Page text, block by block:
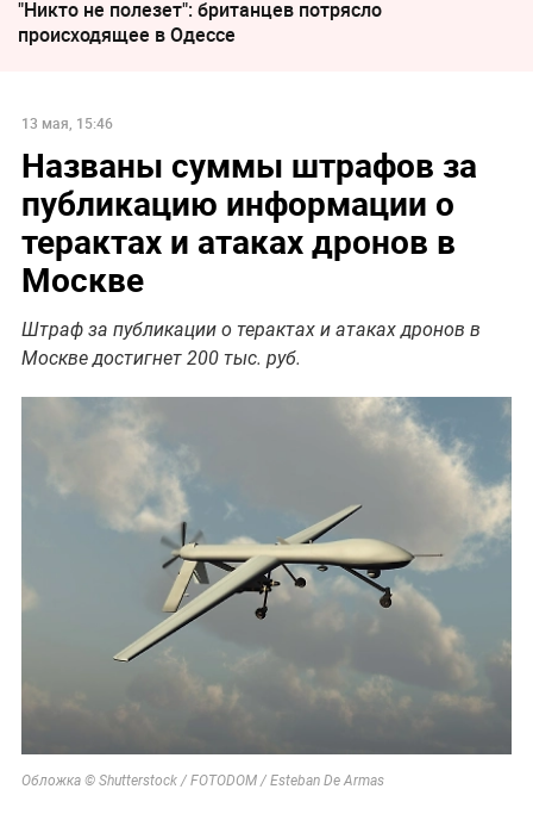
"Никто не полезет": британцев потрясло
происходящее в Одессе
13 мая, 15:46
Названы суммы штрафов за
публикацию информации о
терактах и атаках дронов в
Москве
Штраф за публикации о терактах и атаках дронов в
Москве достигнет 200 тыс. руб.
Обложка © Shutterstock / FOTODOM / Esteban De Armas